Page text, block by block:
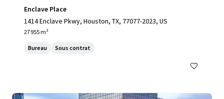
Enclave Place
1414 Enclave Pkwy, Houston, TX, 77077-2023, US
27 955 m²
Bureau Sous contrat